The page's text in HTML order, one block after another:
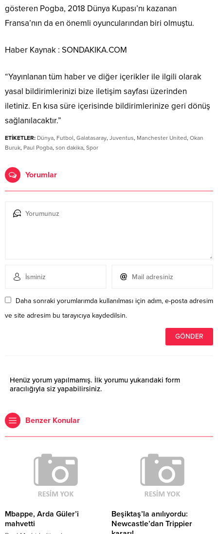
gösteren Pogba, 2018 Dünya Kupası’nı kazanan
Fransa’nın da en önemli oyuncularından biri olmuştu.
Haber Kaynak : SONDAKIKA.COM
“Yayınlanan tüm haber ve diğer içerikler ile ilgili olarak
yasal bildirimlerinizi bize iletişim sayfası üzerinden
iletiniz. En kısa süre içerisinde bildirimlerinize geri dönüş
sağlanılacaktır.”
ETİKETLER: Dünya, Futbol, Galatasaray, Juventus, Manchester United, Okan
Buruk, Paul Pogba, son dakika, Spor
Yorumlar
Daha sonraki yorumlarımda kullanılması için adım, e-posta adresim
ve site adresim bu tarayıcıya kaydedilsin.
Henüz yorum yapılmamış. İlk yorumu yukarıdaki form
aracılığıyla siz yapabilirsiniz.
Benzer Konular
Mbappe, Arda Güler’i
mahvetti
Beşiktaş’la anılıyordu:
Newcastle’dan Trippier